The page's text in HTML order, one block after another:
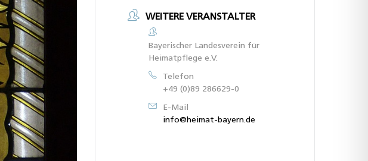
WEITERE VERANSTALTER
Bayerischer Landesverein für
Heimatpflege e.V.
Telefon
+49 (0)89 286629-0
E-Mail
info@heimat-bayern.de